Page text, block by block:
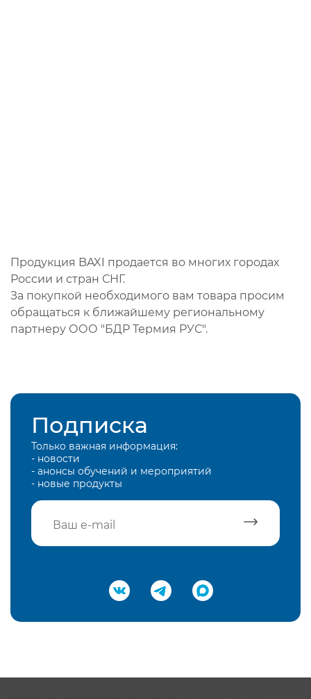
Продукция BAXI продается во многих городах
России и стран СНГ.
За покупкой необходимого вам товара просим
обращаться к ближайшему региональному
партнеру ООО "БДР Термия РУС".
Подписка
Только важная информация:
- новости
- анонсы обучений и мероприятий
- новые продукты
Подтвердить e-mail